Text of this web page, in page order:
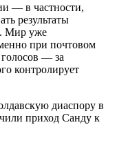
— в частности,
результаты
Мир уже
при почтовом
— за
контролирует
диаспору в
приход Санду к